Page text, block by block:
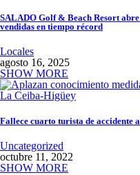
SALADO Golf & Beach Resort
vendidas en tiempo récord
Locales
agosto 16, 2025
SHOW MORE
Fallece cuarto turista de accidente
Uncategorized
octubre 11, 2022
SHOW MORE